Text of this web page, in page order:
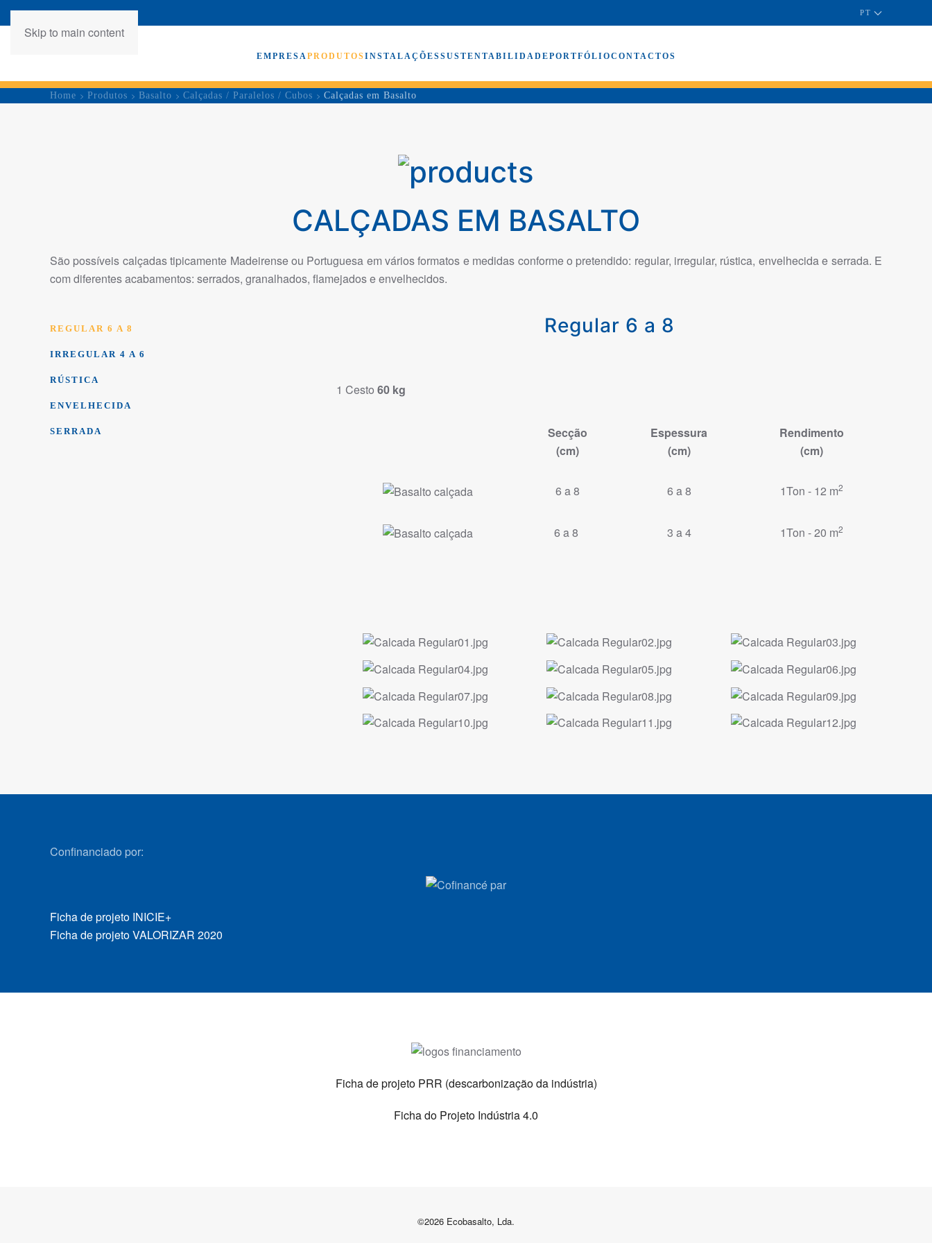
Skip to main content
PT
EMPRESAPRODUTOSINSTALAÇÕESSUSTENTABILIDADEPORTFÓLIOCONTACTOS
Home Produtos Basalto Calçadas / Paralelos / Cubos Calçadas em Basalto
CALÇADAS EM BASALTO
São possíveis calçadas tipicamente Madeirense ou Portuguesa em vários formatos e medidas conforme o pretendido: regular, irregular, rústica, envelhecida e serrada. E
com diferentes acabamentos: serrados, granalhados, flamejados e envelhecidos.
REGULAR 6 A 8
IRREGULAR 4 A 6
RÚSTICA
ENVELHECIDA
SERRADA
Regular 6 a 8
1 Cesto60 kg
Secção
(cm)
Espessura
(cm)
Rendimento
(cm)
6 a 8 6 a 8 1Ton - 12 m2
6 a 8 3 a 4 1Ton - 20 m2
Confinanciado por:
Ficha de projeto INICIE+
Ficha de projeto VALORIZAR 2020
Ficha de projeto PRR (descarbonização da indústria)
Ficha do Projeto Indústria 4.0
©2026 Ecobasalto, Lda.